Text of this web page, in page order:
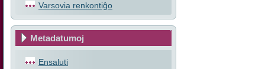
Varsovia renkontiĝo
Metadatumoj
Ensaluti